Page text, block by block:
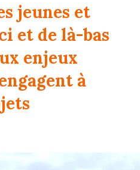
jeunes et
et de là-bas
enjeux
à